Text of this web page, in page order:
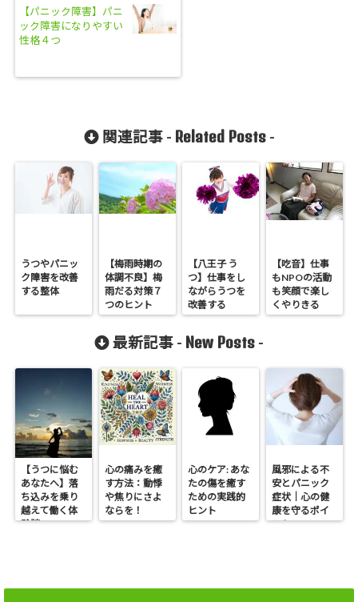
【パニック障害】パニ
ック障害になりやすい
性格４つ
関連記事 - Related Posts-
うつやパニッ
ク障害を改善
する整体
【梅雨時期の
体調不良】梅
雨だる対策７
つのヒント
【八王子 う
つ】仕事をし
ながらうつを
改善する
【吃音】仕事
もNPOの活動
も笑顔で楽し
くやりきる
最新記事 - New Posts -
【うつに悩む
あなたへ】落
ち込みを乗り
越えて働く体
験談
心の痛みを癒
す方法：動悸
や焦りにさよ
ならを！
心のケア: あな
たの傷を癒す
ための実践的
ヒント
風邪による不
安とパニック
症状｜心の健
康を守るポイ
ント